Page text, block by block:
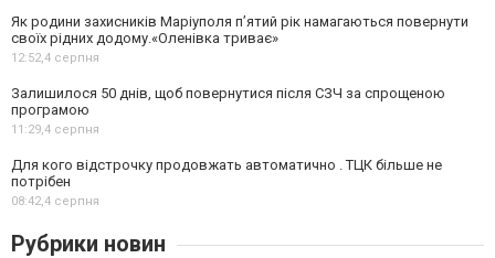
Як родини захисників Маріуполя пʼятий рік намагаються повернути
своїх рідних додому.«Оленівка триває»
12:52,4 серпня
Залишилося 50 днів, щоб повернутися після СЗЧ за спрощеною
програмою
11:29,4 серпня
Для кого відстрочку продовжать автоматично . ТЦК більше не
потрібен
08:42,4 серпня
Рубрики новин